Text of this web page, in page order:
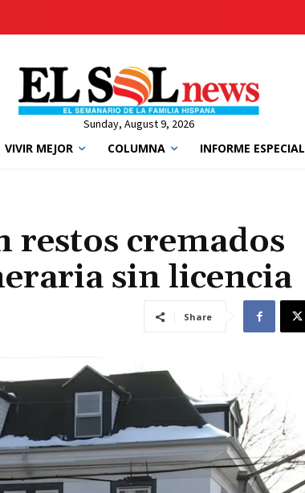
Sunday, August 9, 2026
VIVIR MEJOR COLUMNA INFORME ESPECIAL
restos cremados
sin licencia
Share